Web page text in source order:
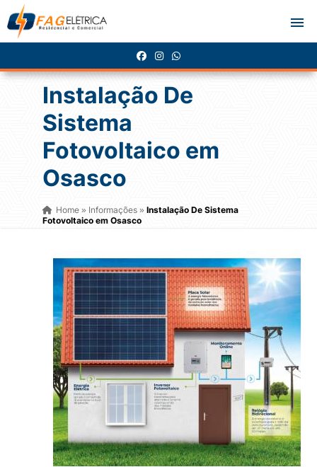
Instalação De
Sistema
Fotovoltaico em
Osasco
Home» Informações » Instalação De Sistema
Fotovoltaico em Osasco